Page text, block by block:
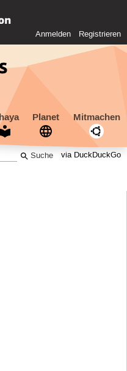
Anmelden Registrieren
Planet Mitmachen
via DuckDuckGo